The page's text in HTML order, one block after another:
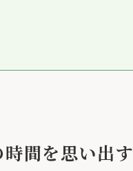
間を思い出す